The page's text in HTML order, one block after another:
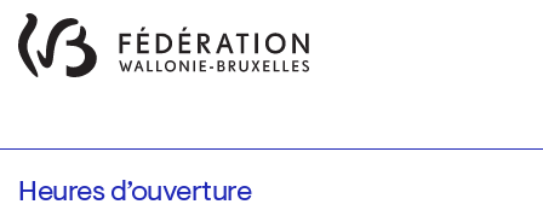
Heures d’ouverture